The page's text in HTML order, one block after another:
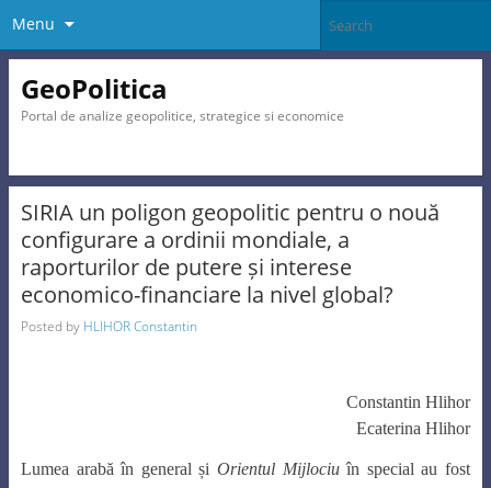
Menu
GeoPolitica
Portal de analize geopolitice, strategice si economice
SIRIA un poligon geopolitic pentru o nouă
configurare a ordinii mondiale, a
raporturilor de putere și interese
economico-financiare la nivel global?
Posted by HLIHOR Constantin
Constantin Hlihor
Ecaterina Hlihor
Lumea arabă în general și Orientul Mijlociuîn special au fost